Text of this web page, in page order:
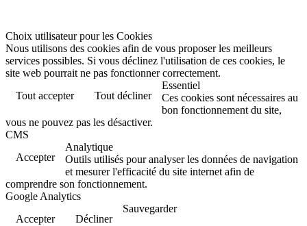
Choix utilisateur pour les Cookies
Nous utilisons des cookies afin de vous proposer les meilleurs
services possibles. Si vous déclinez l'utilisation de ces cookies, le
site web pourrait ne pas fonctionner correctement.
Tout accepter
Tout décliner
Essentiel
Ces cookies sont nécessaires au
bon fonctionnement du site,
vous ne pouvez pas les désactiver.
CMS
Accepter
Analytique
Outils utilisés pour analyser les données de navigation
et mesurer l'efficacité du site internet afin de
comprendre son fonctionnement.
Google Analytics
Accepter
Décliner
Sauvegarder